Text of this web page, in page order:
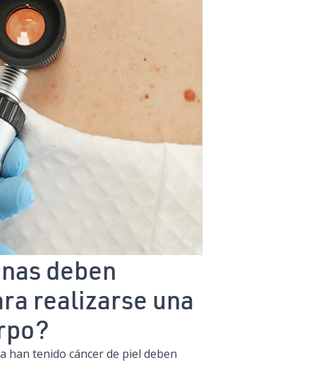
deben
realizarse una
han tenido cáncer de piel deben